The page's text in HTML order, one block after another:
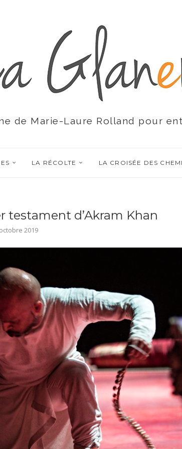
de Marie-Laure Rolland pour
LA RÉCOLTE LA CROISÉE DES
testament d’Akram Khan
2019